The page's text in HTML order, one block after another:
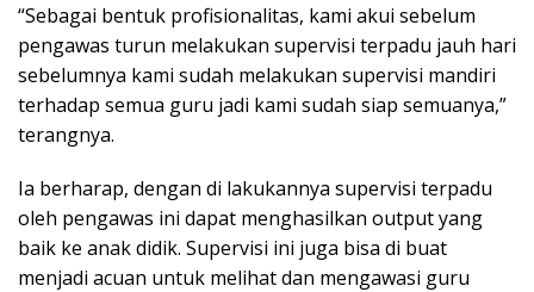
“Sebagai bentuk profisionalitas, kami akui sebelum
pengawas turun melakukan supervisi terpadu jauh hari
sebelumnya kami sudah melakukan supervisi mandiri
terhadap semua guru jadi kami sudah siap semuanya,”
terangnya.
Ia berharap, dengan di lakukannya supervisi terpadu
oleh pengawas ini dapat menghasilkan output yang
baik ke anak didik. Supervisi ini juga bisa di buat
menjadi acuan untuk melihat dan mengawasi guru